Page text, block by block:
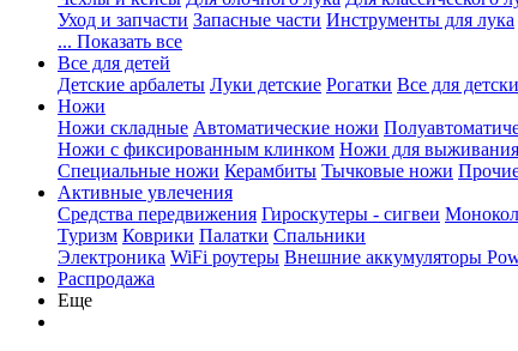
Уход и запчасти Запасные части Инструменты для лука
... Показать все
Все для детей
Детские арбалеты Луки детские Рогатки Все для
Ножи
Ножи складные Автоматические ножи
Ножи с фиксированным клинком Ножи для выживания
Специальные ножи Керамбиты Тычковые ножи
Активные увлечения
Средства передвижения Гироскутеры - сигвеи
Туризм Коврики Палатки Спальники
Электроника WiFi роутеры Внешние аккумуляторы
Распродажа
Еще